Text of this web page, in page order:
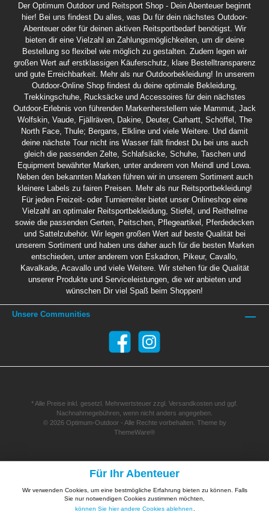
Der Optimum Outdoor und Reitsport Shop - Dein Abenteuer beginnt
hier! Bei uns findest Du alles, was Du für dein nächstes Outdoor-
Abenteuer oder für deinen aktiven Reitsportbedarf benötigst. Wir
bieten dir eine Vielzahl an Zahlungsmöglichkeiten, um dir deine
Bestellung so flexibel wie möglich zu gestalten. Zudem legen wir
großen Wert auf erstklassigen Käuferschutz, klare Bestelltransparenz
und gute Erreichbarkeit. Mehr als nur Outdoorbekleidung! In unserem
Outdoor-Online Shop findest du deine optimale Bekleidung,
Trekkingschuhe, Rucksäcke und Accessoires für dein nächstes
Outdoor-Erlebnis von führenden Markenherstellern wie Mammut, Jack
Wolfskin, Vaude, Fjällräven, Dakine, Deuter, Carhartt, Schöffel, The
North Face, Thule; Bergans, Elkline und viele Weitere. Und damit
deine nächste Tour nicht ins Wasser fällt findest Du bei uns auch
gleich die passenden Zelte, Schlafsäcke, Schuhe, Taschen und
Equipment bewährter Marken, unter anderem von Meindl und Lowa.
Neben den bekannten Marken führen wir in unserem Sortiment auch
kleinere Labels zu fairen Preisen. Mehr als nur Reitsportbekleidung!
Für jeden Freizeit- oder Turnierreiter bietet unser Onlineshop eine
Vielzahl an optimaler Reitsportbekleidung, Stiefel, und Reithelme
sowie die passenden Gerten, Peitschen, Pflegeartikel, Pferdedecken
und Sattelzubehör. Wir legen großen Wert auf beste Qualität bei
unserem Sortiment und haben uns daher auch für die besten Marken
entschieden, unter anderem von Eskadron, Pikeur, Cavallo,
Kavalkade, Acavallo und viele Weitere. Wir stehen für die Qualität
unserer Produkte und Serviceleistungen, die wir anbieten und
wünschen Dir viel Spaß beim Shoppen!
Unsere Communities
* Alle Preise inkl. gesetzl. Mehrwertsteuer zzgl. Versandkosten und ggf.
Nachnahmegebühren, wenn nicht anders angegeben.
© 2026 Optimum-Outdoor - Alle Rechte vorbehalten. Theme by
ThemeWare®
Für Ihr Abenteuer
Wir verwenden Cookies, um eine bestmögliche Erfahrung bieten zu können. Falls
Sie nur notwendigen Cookies zustimmen möchten,
können Sie hier andere Cookies ablehnen